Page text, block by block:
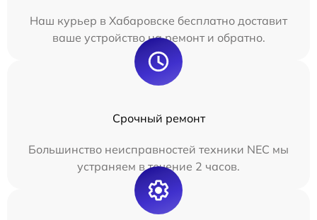
Наш курьер в Хабаровске бесплатно доставит
ваше устройство на ремонт и обратно.
Срочный ремонт
Большинство неисправностей техники NEC мы
устраняем в течение 2 часов.